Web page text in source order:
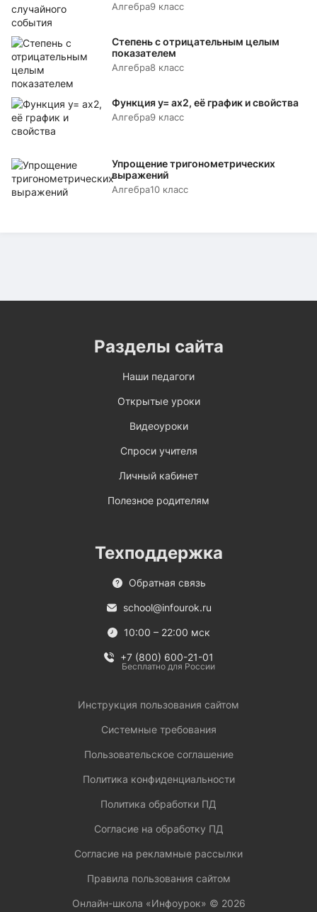
Алгебра9 класс
Степень с отрицательным целым
показателем
Алгебра8 класс
Функция y= аx2, её график и свойства
Алгебра9 класс
Упрощение тригонометрических
выражений
Алгебра10 класс
Разделы сайта
Наши педагоги
Открытые уроки
Видеоуроки
Спроси учителя
Личный кабинет
Полезное родителям
Техподдержка
Обратная связь
school@infourok.ru
10:00 – 22:00 мск
+7 (800) 600-21-01
Бесплатно для России
Инструкция пользования сайтом
Системные требования
Пользовательское соглашение
Политика конфиденциальности
Политика обработки ПД
Согласие на обработку ПД
Согласие на рекламные рассылки
Правила пользования сайтом
Онлайн-школа «Инфоурок» © 2026